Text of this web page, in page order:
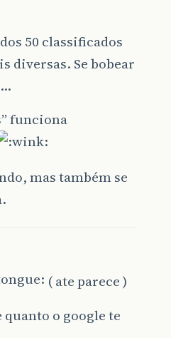
50 classificados
diversas. Se bobear
funciona
mas também se
( ate parece )
o google te